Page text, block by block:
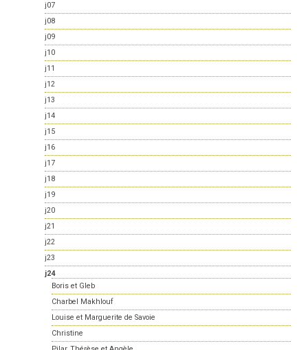
j07
j08
j09
j10
j11
j12
j13
j14
j15
j16
j17
j18
j19
j20
j21
j22
j23
j24
Boris et Gleb
Charbel Makhlouf
Louise et Marguerite de Savoie
Christine